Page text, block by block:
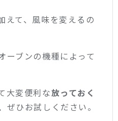
えて、風味を変えるの
ーブンの機種によって
大変便利な放っておく
ぜひお試しください。